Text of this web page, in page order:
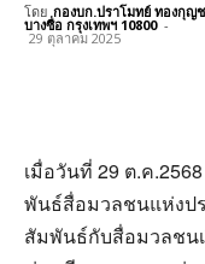
โดย กองบก.ปราโมทย์ ทองกุญ
บางซื่อ กรุงเทพฯ 10800 -
29 ตุลาคม 2025
เมื่อวันที่ 29 ต.ค
พันธ์สื่อมวลชนแห่งป
สัมพันธ์กับสื่อมวลชน